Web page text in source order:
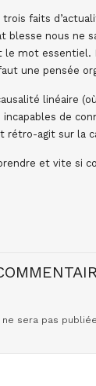
faits
blesse nous ne
le mot essentiel.
une pensée
linéaire
de
rétro-agit sur la
et vite si
sera pas